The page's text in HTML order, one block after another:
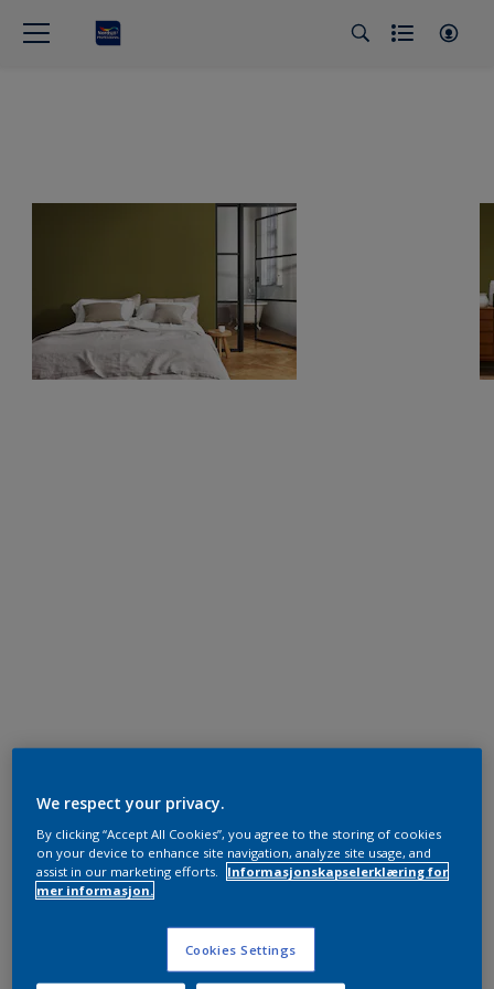
We respect your privacy.
By clicking “Accept All Cookies”, you agree to the storing of cookies
on your device to enhance site navigation, analyze site usage, and
assist in our marketing efforts.
Informasjonskapselerklæring for
mer informasjon.
Cookies Settings